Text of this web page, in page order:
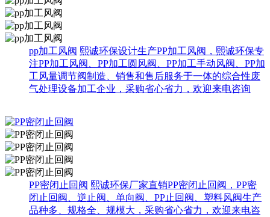
pp加工风阀 熙诚环保设计生产PP加工风阀，熙诚环保专
注PP加工风阀、PP加工圆风阀、PP加工手动风阀、PP加
工风量调节阀制造、销售和售后服务于一体的综合性废
气处理设备加工企业，采购省心省力，欢迎来电咨询
PP密闭止回阀 熙诚环保厂家直销PP密闭止回阀，PP密
闭止回阀、逆止阀、单向阀、PP止回阀、塑料风阀生产
品种多、规格全、规模大，采购省心省力，欢迎来电咨